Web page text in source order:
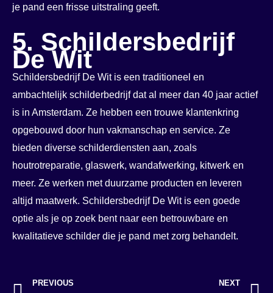
je pand een frisse uitstraling geeft.
5. Schildersbedrijf
De Wit
Schildersbedrijf De Wit is een traditioneel en
ambachtelijk schilderbedrijf dat al meer dan 40 jaar actief
is in Amsterdam. Ze hebben een trouwe klantenkring
opgebouwd door hun vakmanschap en service. Ze
bieden diverse schilderdiensten aan, zoals
houtrotreparatie, glaswerk, wandafwerking, kitwerk en
meer. Ze werken met duurzame producten en leveren
altijd maatwerk. Schildersbedrijf De Wit is een goede
optie als je op zoek bent naar een betrouwbare en
kwalitatieve schilder die je pand met zorg behandelt.
Vorige
PREVIOUS NEXT